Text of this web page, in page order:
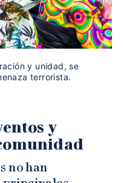
y unidad, se
terrorista.
y
no han